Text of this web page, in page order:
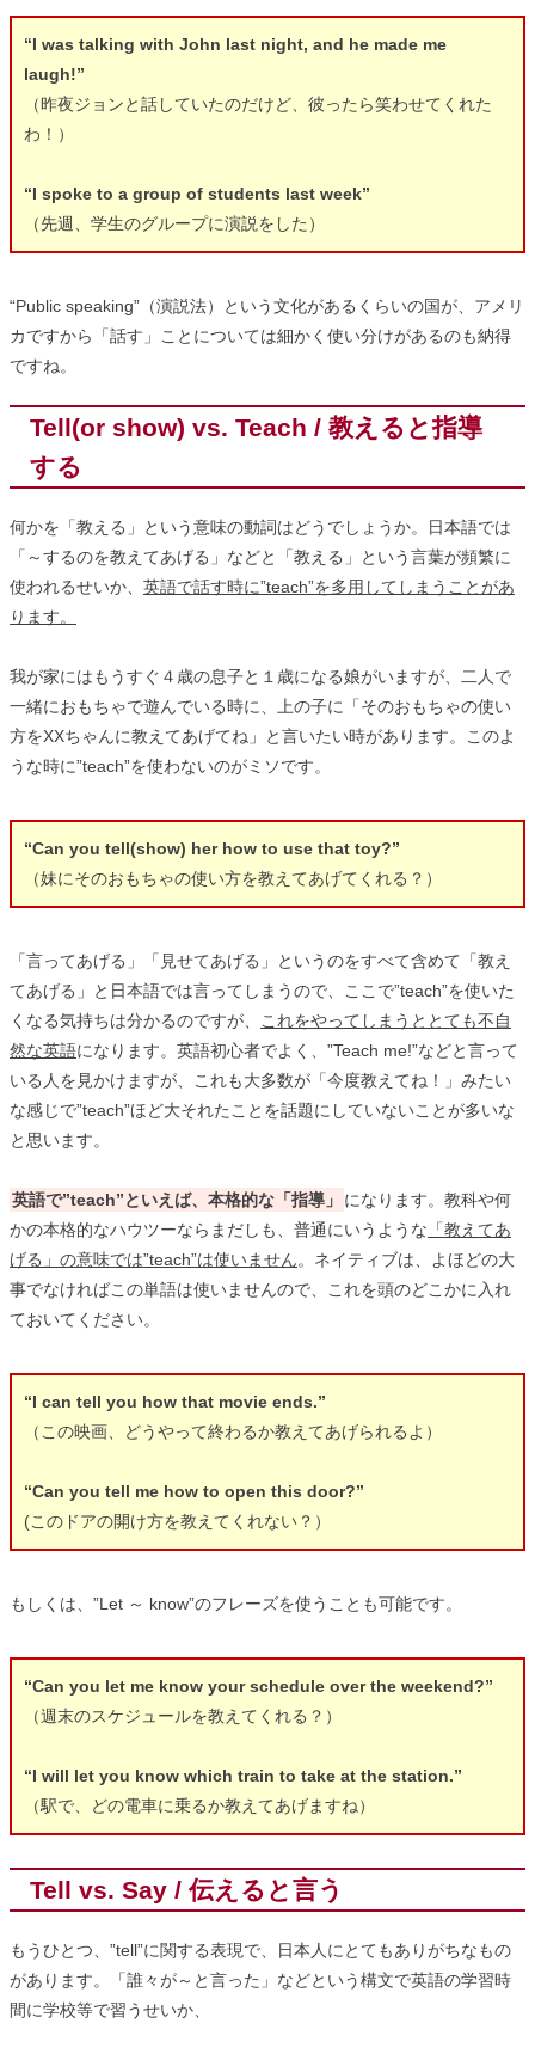
“I was talking with John last night, and he made me
laugh!”
（昨夜ジョンと話していたのだけど、彼ったら笑わせてくれた
わ！）
“I spoke to a group of students last week”
（先週、学生のグループに演説をした）
“Public speaking”（演説法）という文化があるくらいの国が、アメリ
カですから「話す」ことについては細かく使い分けがあるのも納得
ですね。
Tell(or show) vs. Teach / 教えると指導
する
何かを「教える」という意味の動詞はどうでしょうか。日本語では
「～するのを教えてあげる」などと「教える」という言葉が頻繁に
使われるせいか、 英語で話す時に”teach”を多用してしまうことがあ
ります。
我が家にはもうすぐ４歳の息子と１歳になる娘がいますが、二人で
一緒におもちゃで遊んでいる時に、上の子に「そのおもちゃの使い
方をXXちゃんに教えてあげてね」と言いたい時があります。このよ
うな時に”teach”を使わないのがミソです。
“Can you tell(show) her how to use that toy?”
（妹にそのおもちゃの使い方を教えてあげてくれる？）
「言ってあげる」「見せてあげる」というのをすべて含めて「教え
てあげる」と日本語では言ってしまうので、ここで”teach”を使いた
くなる気持ちは分かるのですが、
これをやってしまうととても不自
然な英語になります。英語初心者でよく、”Teach me!”などと言って
いる人を見かけますが、これも大多数が「今度教えてね！」みたい
な感じで”teach”ほど大それたことを話題にしていないことが多いな
と思います。
英語で”teach”といえば、本格的な「指導」
になります。教科や何
かの本格的なハウツーならまだしも、普通にいうような 「教えてあ
げる」の意味では”teach”は使いません。ネイティブは、よほどの大
事でなければこの単語は使いませんので、これを頭のどこかに入れ
ておいてください。
“I can tell you how that movie ends.”
（この映画、どうやって終わるか教えてあげられるよ）
“Can you tell me how to open this door?”
(このドアの開け方を教えてくれない？）
もしくは、”Let ～ know”のフレーズを使うことも可能です。
“Can you let me know your schedule over the weekend?”
（週末のスケジュールを教えてくれる？）
“I will let you know which train to take at the station.”
（駅で、どの電車に乗るか教えてあげますね）
Tell vs. Say / 伝えると言う
もうひとつ、”tell”に関する表現で、日本人にとてもありがちなもの
があります。「誰々が～と言った」などという構文で英語の学習時
間に学校等で習うせいか、